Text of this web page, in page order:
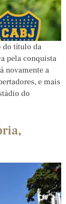
do título da
pela conquista
novamente a
e mais
do